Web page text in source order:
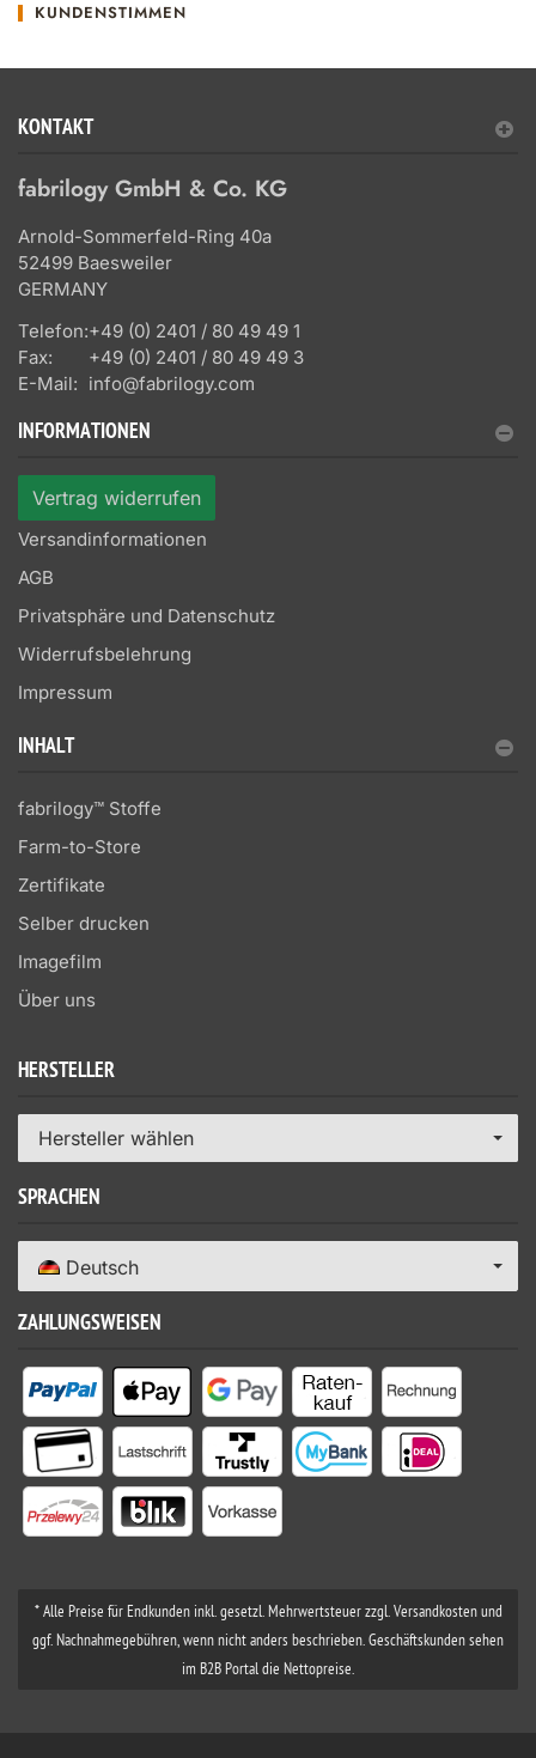
KUNDENSTIMMEN
KONTAKT
fabrilogy GmbH & Co. KG
Arnold-Sommerfeld-Ring 40a
52499 Baesweiler
GERMANY
Telefon:+49 (0) 2401 / 80 49 49 1
Fax:
+49 (0) 2401 / 80 49 49 3
E-Mail: info@fabrilogy.com
INFORMATIONEN
Vertrag widerrufen
Versandinformationen
AGB
Privatsphäre und Datenschutz
Widerrufsbelehrung
Impressum
INHALT
fabrilogy™ Stoffe
Farm-to-Store
Zertifikate
Selber drucken
Imagefilm
Über uns
HERSTELLER
Hersteller wählen
SPRACHEN
Deutsch
ZAHLUNGSWEISEN
* Alle Preise für Endkunden inkl. gesetzl. Mehrwertsteuer zzgl. Versandkosten und
ggf. Nachnahmegebühren, wenn nicht anders beschrieben. Geschäftskunden sehen
im B2B Portal die Nettopreise.